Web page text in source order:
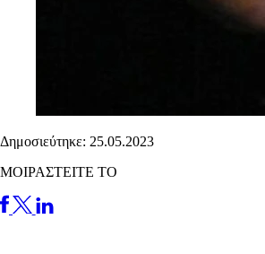
Δημοσιεύτηκε: 25.05.2023
ΜΟΙΡΑΣΤΕΙΤΕ ΤΟ